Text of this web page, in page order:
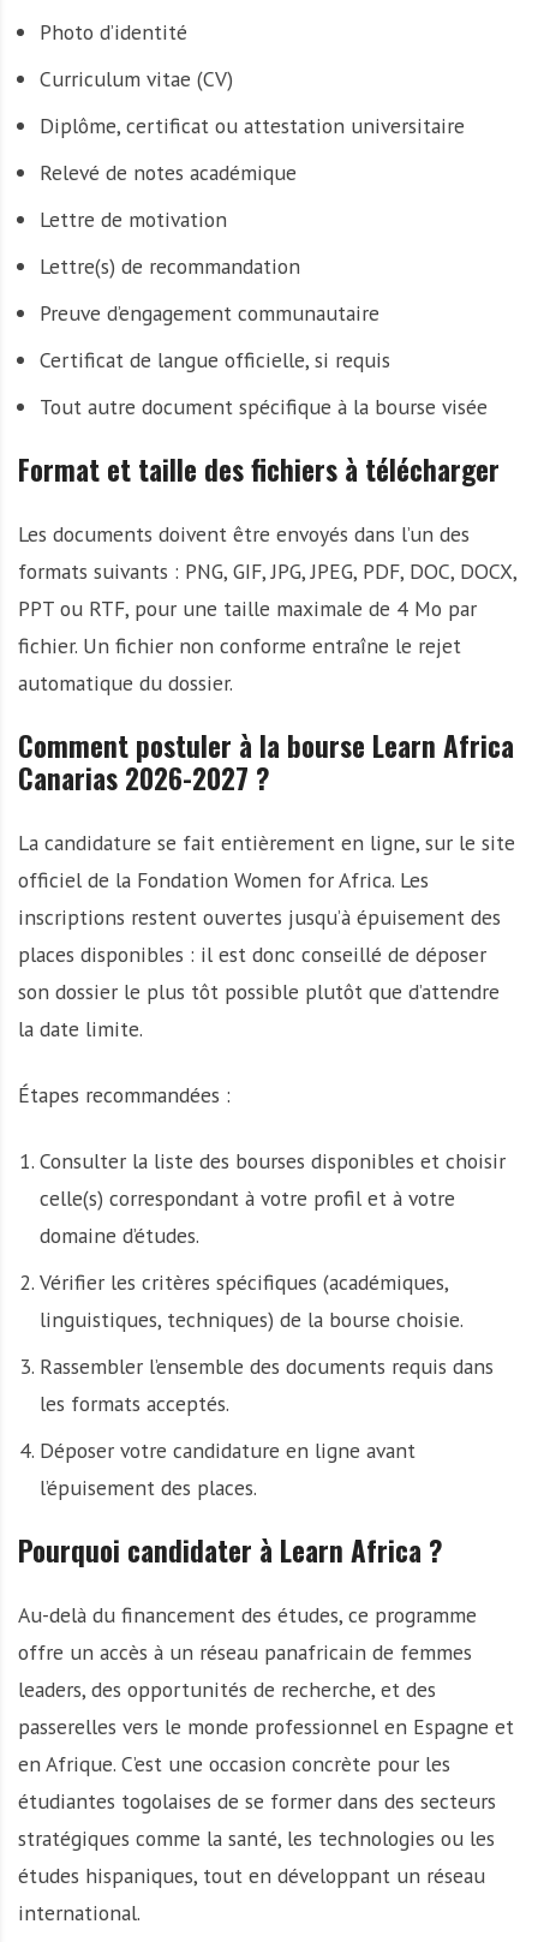
Photo d’identité
Curriculum vitae (CV)
Diplôme, certificat ou attestation universitaire
Relevé de notes académique
Lettre de motivation
Lettre(s) de recommandation
Preuve d’engagement communautaire
Certificat de langue officielle, si requis
Tout autre document spécifique à la bourse visée
Format et taille des fichiers à télécharger
Les documents doivent être envoyés dans l’un des
formats suivants : PNG, GIF, JPG, JPEG, PDF, DOC, DOCX,
PPT ou RTF, pour une taille maximale de 4 Mo par
fichier. Un fichier non conforme entraîne le rejet
automatique du dossier.
Comment postuler à la bourse Learn Africa
Canarias 2026-2027 ?
La candidature se fait entièrement en ligne, sur le site
officiel de la Fondation Women for Africa. Les
inscriptions restent ouvertes jusqu’à épuisement des
places disponibles : il est donc conseillé de déposer
son dossier le plus tôt possible plutôt que d’attendre
la date limite.
Étapes recommandées :
Consulter la liste des bourses disponibles et choisir
celle(s) correspondant à votre profil et à votre
domaine d’études.
Vérifier les critères spécifiques (académiques,
linguistiques, techniques) de la bourse choisie.
Rassembler l’ensemble des documents requis dans
les formats acceptés.
Déposer votre candidature en ligne avant
l’épuisement des places.
Pourquoi candidater à Learn Africa ?
Au-delà du financement des études, ce programme
offre un accès à un réseau panafricain de femmes
leaders, des opportunités de recherche, et des
passerelles vers le monde professionnel en Espagne et
en Afrique. C’est une occasion concrète pour les
étudiantes togolaises de se former dans des secteurs
stratégiques comme la santé, les technologies ou les
études hispaniques, tout en développant un réseau
international.